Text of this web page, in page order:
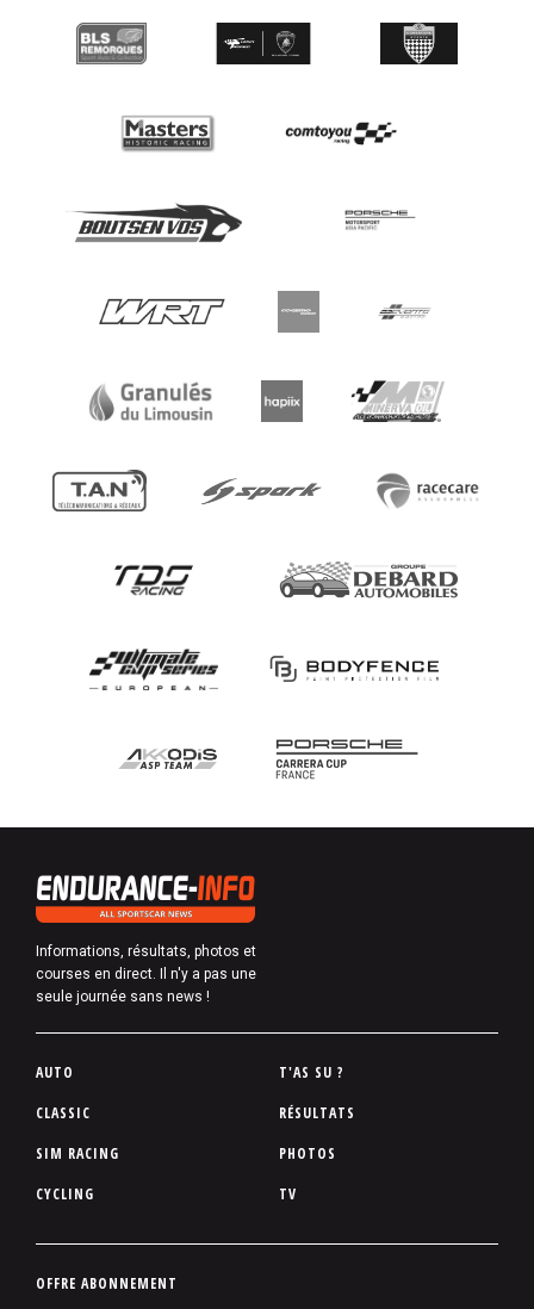
Informations, résultats, photos et
courses en direct. Il n'y a pas une
seule journée sans news !
P
d
d
p
AUTO
CLASSIC
SIM RACING
CYCLING
T'AS SU ?
RÉSULTATS
PHOTOS
TV
P
OFFRE ABONNEMENT